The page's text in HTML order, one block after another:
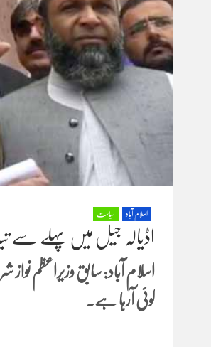
اسلام آباد سیاست
اڈیالہ جیل میں پہلے سے
اسلام آباد: سابق وزیراعظم
کوئی آرہا ہے۔